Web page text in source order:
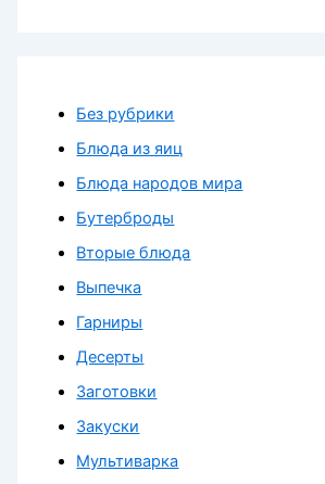
Без рубрики
Блюда из яиц
Блюда народов мира
Бутерброды
Вторые блюда
Выпечка
Гарниры
Десерты
Заготовки
Закуски
Мультиварка